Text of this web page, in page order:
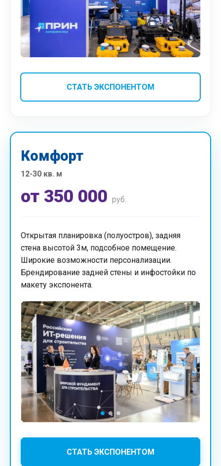
СТАТЬ ЭКСПОНЕНТОМ
Комфорт
12-30 кв. м
от 350 000 руб.
Открытая планировка (полуостров), задняя
стена высотой 3м, подсобное помещение.
Широкие возможности персонализации.
Брендирование задней стены и инфостойки по
макету экспонента.
СТАТЬ ЭКСПОНЕНТОМ